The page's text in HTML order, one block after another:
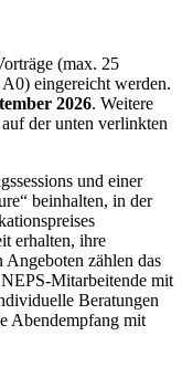
(max. 25
eingereicht werden.
2026. Weitere
der unten verlinkten
und einer
beinhalten, in der
erhalten, ihre
zählen das
Mitarbeitende mit
Beratungen
Abendempfang mit